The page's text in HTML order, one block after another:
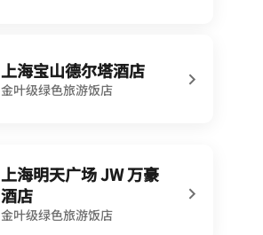
上海宝山德尔塔酒店
金叶级绿色旅游饭店
上海明天广场 JW 万豪
酒店
金叶级绿色旅游饭店